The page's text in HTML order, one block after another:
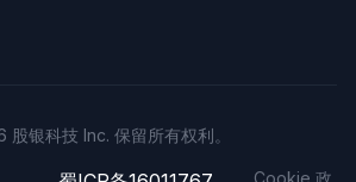
银科技 Inc. 保留所有权利。
Cookie 政